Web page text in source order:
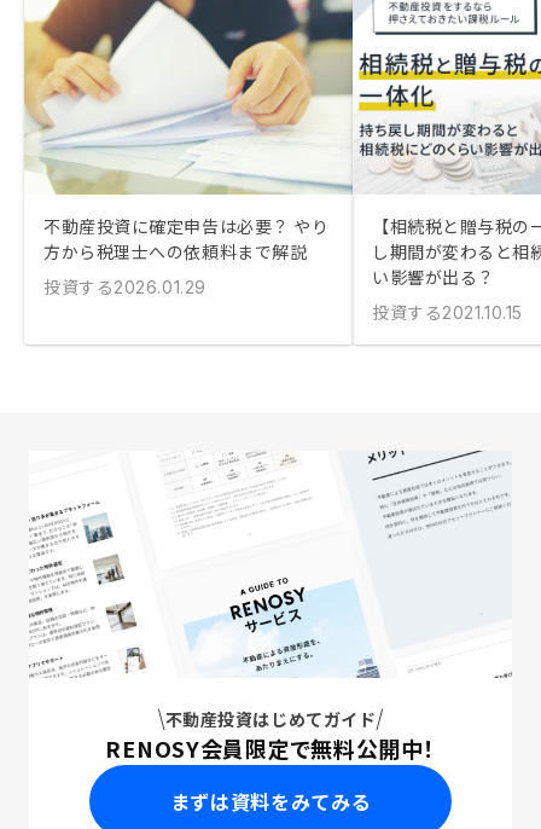
不動産投資に確定申告は必要？ やり
方から税理士への依頼料まで解説
投資する2026.01.29
【相続税と贈与税
し期間が変わると相
い影響が出る？
投資する2021.10.15
不動産投資はじめてガイド
RENOSY会員限定で無料公開中！
まずは資料をみてみる